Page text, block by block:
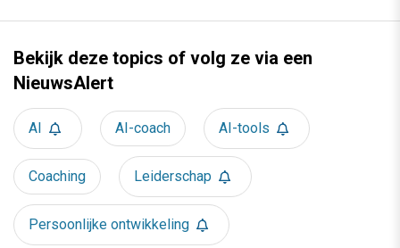
Bekijk deze topics of volg ze via een
NieuwsAlert
AI AI-coach AI-tools
Coaching Leiderschap
Persoonlijke ontwikkeling